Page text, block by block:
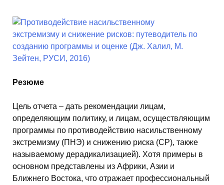
Резюме
Цель отчета – дать рекомендации лицам,
определяющим политику, и лицам, осуществляющим
программы по противодействию насильственному
экстремизму (ПНЭ) и снижению риска (CР), также
называемому дерадикализацией). Хотя примеры в
основном представлены из Африки, Азии и
Ближнего Востока, что отражает профессиональный